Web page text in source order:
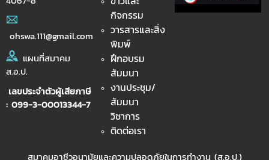
ohswa.111@gmail.com
แผนที่สมาคม
ส.อ.ป.
เลขประจำตัวผู้เสียภาษี
: 099-3-00013344-7
กิจกรรม
วารสารและสิ่ง
พิมพ์
ฝึกอบรม
สัมมนา
งานประชุม/
สัมมนา
วิชาการ
ติดต่อเรา
สมาคมอาชีวอนามัยและความปลอดภัยในการทำงาน (ส.อ.ป.)